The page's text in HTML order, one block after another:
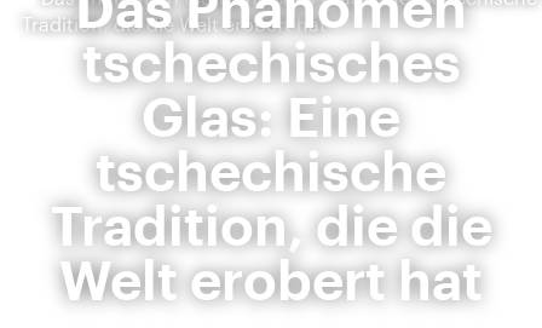
Tradition, die die Welt erobert hat
tschechisches
Glas: Eine
tschechische
Tradition, die die
Welt erobert hat